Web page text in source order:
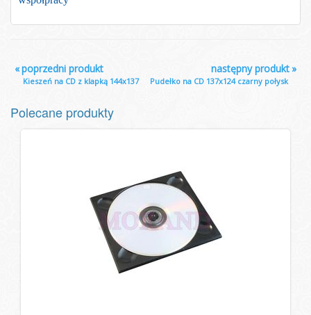
«poprzedni produkt
Kieszeń na CD z klapką 144x137
»
następny produkt
Pudełko na CD 137x124 czarny połysk
Polecane produkty